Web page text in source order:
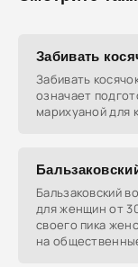
Забивать
Забивать
означает
марихуаной для
Бальзаковский
для женщин от
своего пика
на